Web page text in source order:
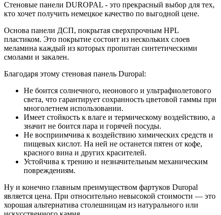
Стеновые панели DUROPAL - это прекрасный выбор для тех,
кто хочет получить немецкое качество по выгодной цене.
Основа панели ДСП, покрытая сверхпрочным HPL
пластиком. Это покрытие состоит из нескольких слоев
меламина каждый из которых пропитан синтетическими
смолами и закален.
Благодаря этому стеновая панель Duropal:
Не боится солнечного, неонового и ультрафиолетового
света, что гарантирует сохранность цветовой гаммы при
многолетнем использовании.
Имеет стойкость к влаге и термическому воздействию, а
значит не боится пара и горячей посуды.
Не восприимчива к воздействию химических средств и
пищевых кислот. На ней не останется пятен от кофе,
красного вина и других красителей.
Устойчива к трению и незначительным механическим
повреждениям.
Ну и конечно главным преимуществом фартуков Duropal
является цена. При относительно невысокой стоимости — это
хорошая альтернатива столешницам из натурального или